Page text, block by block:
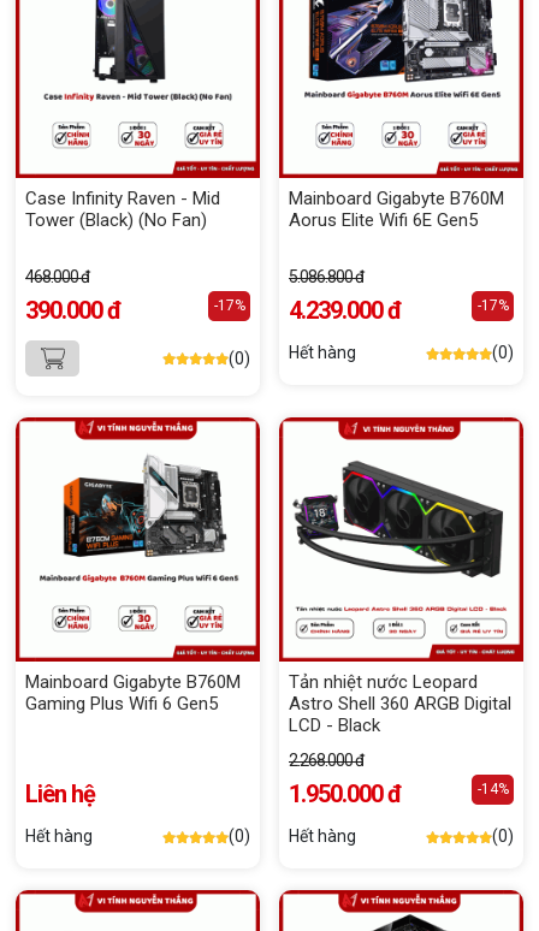
Case Infinity Raven - Mid
Tower (Black) (No Fan)
468.000 đ
390.000 đ -17%
(0)
Mainboard Gigabyte B760M
Aorus Elite Wifi 6E Gen5
5.086.800 đ
4.239.000 đ -17%
Hết hàng (0)
Mainboard Gigabyte B760M
Gaming Plus Wifi 6 Gen5
Liên hệ
Hết hàng (0)
Tản nhiệt nước Leopard
Astro Shell 360 ARGB Digital
LCD - Black
2.268.000 đ
1.950.000 đ -14%
Hết hàng (0)